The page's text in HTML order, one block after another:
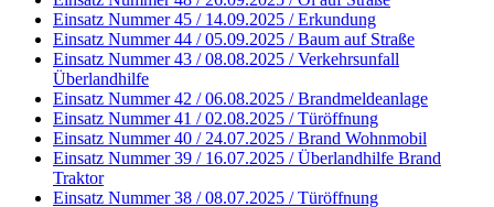
Einsatz Nummer 45 / 14.09.2025 / Erkundung
Einsatz Nummer 44 / 05.09.2025 / Baum auf Straße
Einsatz Nummer 43 / 08.08.2025 / Verkehrsunfall
Überlandhilfe
Einsatz Nummer 42 / 06.08.2025 / Brandmeldeanlage
Einsatz Nummer 41 / 02.08.2025 / Türöffnung
Einsatz Nummer 40 / 24.07.2025 / Brand Wohnmobil
Einsatz Nummer 39 / 16.07.2025 / Überlandhilfe Brand
Traktor
Einsatz Nummer 38 / 08.07.2025 / Türöffnung